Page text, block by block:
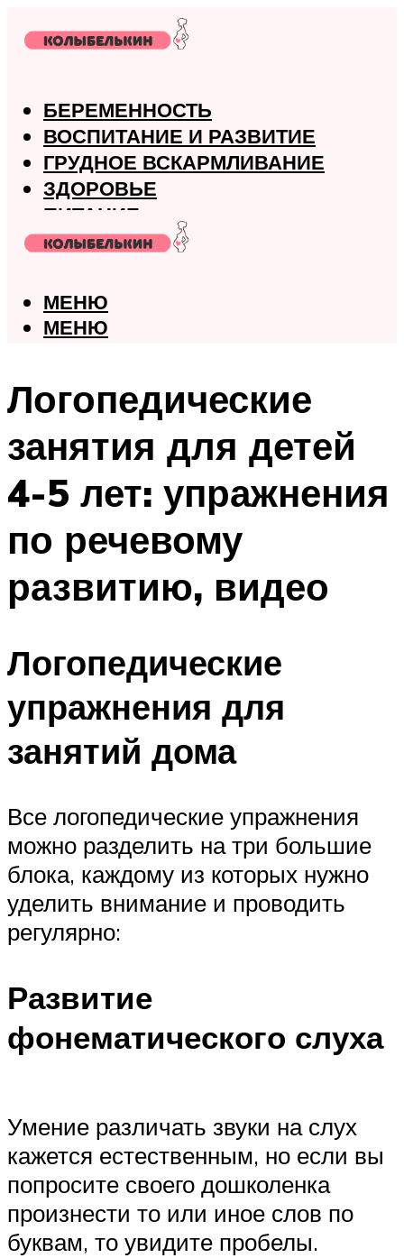
БЕРЕМЕННОСТЬ
ВОСПИТАНИЕ И РАЗВИТИЕ
ГРУДНОЕ ВСКАРМЛИВАНИЕ
ЗДОРОВЬЕ
ПИТАНИЕ
РОДЫ
МЕНЮ
МЕНЮ
Логопедические
занятия для детей
4-5 лет: упражнения
по речевому
развитию, видео
Логопедические
упражнения для
занятий дома
Все логопедические упражнения
можно разделить на три большие
блока, каждому из которых нужно
уделить внимание и проводить
регулярно:
Развитие
фонематического слуха
Умение различать звуки на слух
кажется естественным, но если вы
попросите своего дошколенка
произнести то или иное слов по
буквам, то увидите пробелы.